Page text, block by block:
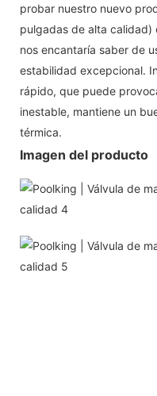
probar nuestro nuevo
pulgadas de alta calidad)
nos encantaría saber de
estabilidad excepcional.
rápido, que puede
inestable, mantiene un
térmica.
Imagen del producto